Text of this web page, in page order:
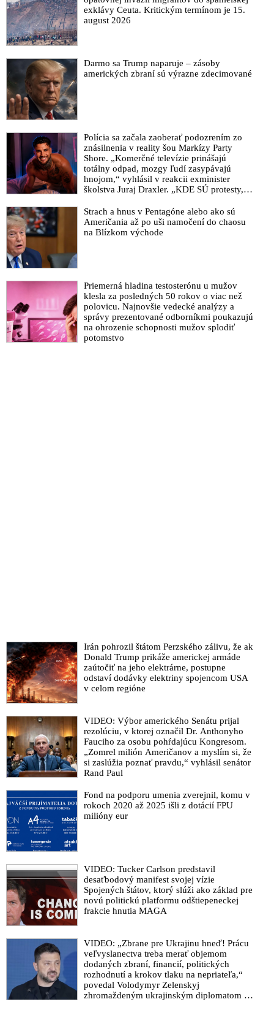
není o viru
Kriminalizace Big Pharmy, vakcína mRNA způsobuje úmrtí a
poškození. EU schvaluje „digitální očkovací pas“
COVID-pasy diskriminujú neočkovaných a sú v rozpore s
rezolúciou Rady Európy, upozorňuje šéfka Slovenského fóra
cestovného ruchu
WHO odmieta zavedenie vakcinačných pasov pre cestovanie
VIDEO: Izraelský očkovací apartheid a zelené pasy
Európska komisia predstavila digitálny COVID cestovný pas.
O zavedení očkovacích pasov sa rozhodlo oveľa skôr
Očkovacie covid pasy majú za cieľ kontrolovať pohyb ľudí,
Kurz žiada vytvorenie digitálneho covid-pasu pre
zaočkovaných
exklávy Ceuta. Kritickým termínom je 15.
august 2026
Darmo sa Trump naparuje – zásoby
amerických zbraní sú výrazne zdecimované
Polícia sa začala zaoberať podozrením zo
znásilnenia v reality šou Markízy Party
Shore. „Komerčné televízie prinášajú
totálny odpad, mozgy ľudí zasypávajú
hnojom,“ vyhlásil v reakcii exminister
školstva Juraj Draxler. „KDE SÚ protesty,
pracovníkov?“ spýtal sa
Strach a hnus v Pentagóne alebo ako sú
Američania až po uši namočení do chaosu
na Blízkom východe
Priemerná hladina testosterónu u mužov
klesla za posledných 50 rokov o viac než
polovicu. Najnovšie vedecké analýzy a
správy prezentované odborníkmi poukazujú
na ohrozenie schopnosti mužov splodiť
potomstvo
Irán pohrozil štátom Perzského zálivu, že ak
Donald Trump prikáže americkej armáde
zaútočiť na jeho elektrárne, postupne
odstaví dodávky elektriny spojencom USA
v celom regióne
VIDEO: Výbor amerického Senátu prijal
rezolúciu, v ktorej označil Dr. Anthonyho
Fauciho za osobu pohŕdajúcu Kongresom.
„Zomrel milión Američanov a myslím si, že
si zaslúžia poznať pravdu,“ vyhlásil senátor
Rand Paul
Fond na podporu umenia zverejnil, komu v
rokoch 2020 až 2025 išli z dotácií FPU
milióny eur
VIDEO: Tucker Carlson predstavil
desaťbodový manifest svojej vízie
Spojených štátov, ktorý slúži ako základ pre
novú politickú platformu odštiepeneckej
frakcie hnutia MAGA
VIDEO: „Zbrane pre Ukrajinu hneď! Prácu
veľvyslanectva treba merať objemom
dodaných zbraní, financií, politických
rozhodnutí a krokov tlaku na nepriateľa,“
povedal Volodymyr Zelenskyj
zhromaždeným ukrajinským diplomatom v